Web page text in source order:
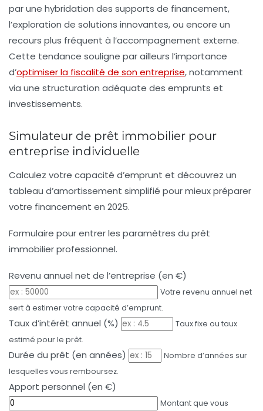
par une hybridation des supports de financement,
l’exploration de solutions innovantes, ou encore un
recours plus fréquent à l’accompagnement externe.
Cette tendance souligne par ailleurs l’importance
d’optimiser la fiscalité de son entreprise, notamment
via une structuration adéquate des emprunts et
investissements.
Simulateur de prêt immobilier pour
entreprise individuelle
Calculez votre capacité d’emprunt et découvrez un
tableau d’amortissement simplifié pour mieux préparer
votre financement en 2025.
Formulaire pour entrer les paramètres du prêt
immobilier professionnel.
Revenu annuel net de l’entreprise (en €)
Votre revenu annuel net
sert à estimer votre capacité d’emprunt.
Taux d’intérêt annuel (%)
Taux fixe ou taux
estimé pour le prêt.
Durée du prêt (en années)
Nombre d’années sur
lesquelles vous remboursez.
Apport personnel (en €)
Montant que vous